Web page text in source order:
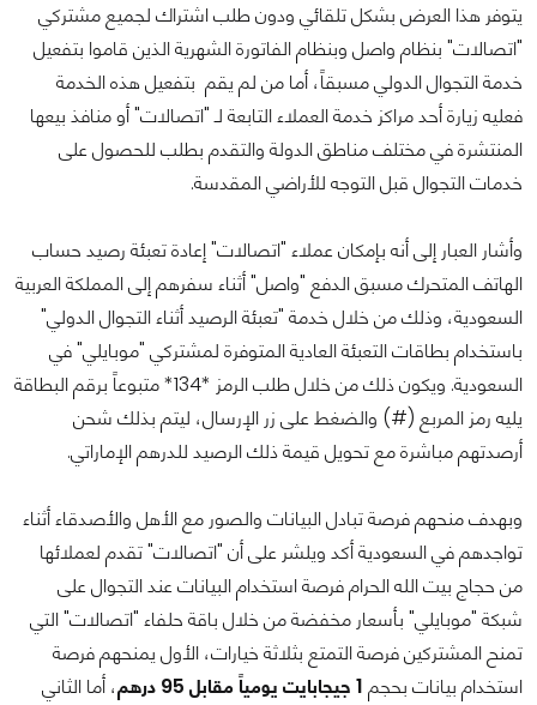
يتوفر هذا العرض بشكل تلقائي ودون طلب اشتراك لجميع مشتركي
"اتصالات" بنظام واصل وبنظام الفاتورة الشهرية الذين قاموا بتفعيل
خدمة التجوال الدولي مسبقاً، أما من لم يقم بتفعيل هذه الخدمة
فعليه زيارة أحد مراكز خدمة العملاء التابعة لـ "اتصالات" أو منافذ بيعها
المنتشرة في مختلف مناطق الدولة والتقدم بطلب للحصول على
خدمات التجوال قبل التوجه للأراضي المقدسة.
وأشار العبار إلى أنه بإمكان عملاء "اتصالات" إعادة تعبئة رصيد حساب
الهاتف المتحرك مسبق الدفع "واصل" أثناء سفرهم إلى المملكة العربية
السعودية، وذلك من خلال خدمة "تعبئة الرصيد أثناء التجوال الدولي"
باستخدام بطاقات التعبئة العادية المتوفرة لمشتركي "موبايلي" في
السعودية. ويكون ذلك من خلال طلب الرمز *134* متبوعاً برقم البطاقة
يليه رمز المربع (#) والضغط على زر الإرسال، ليتم بذلك شحن
أرصدتهم مباشرة مع تحويل قيمة ذلك الرصيد للدرهم الإماراتي.
وبهدف منحهم فرصة تبادل البيانات والصور مع الأهل والأصدقاء أثناء
تواجدهم في السعودية أكد ويلشر على أن "اتصالات" تقدم لعملائها
من حجاج بيت الله الحرام فرصة استخدام البيانات عند التجوال على
شبكة "موبايلي" بأسعار مخفضة من خلال باقة حلفاء "اتصالات" التي
تمنح المشتركين فرصة التمتع بثلاثة خيارات، الأول يمنحهم فرصة
استخدام بيانات بحجم 1 جيجابايت يومياً مقابل 95 درهم
، أما الثاني